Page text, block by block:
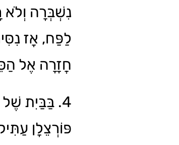
נִשְׁבְּרָה וְלֹא
לַפַּח, אָז
חֲזָרָה אֶל
4. בַּבַּיִת
פּוֹרְצֵלָן